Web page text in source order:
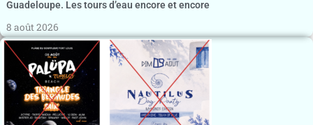
Guadeloupe. Les tours d’eau encore et encore
8 août 2026